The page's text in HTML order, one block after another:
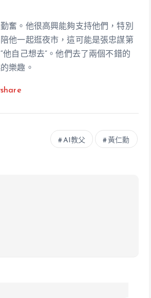
奮。他很高興能夠支持他們，特別
他一起逛夜市，這可能是張忠謀第
自己想去”。他們去了兩個不錯的
樂趣。
AI教父 黃仁勳